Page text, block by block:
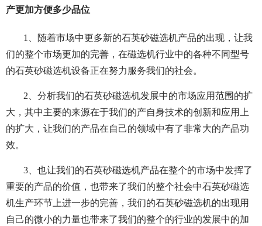
产更加方便多少品位
1、随着市场中更多新的石英砂磁选机产品的出现，让我
们的整个市场更加的完善，在磁选机行业中的各种不同型号
的石英砂磁选机设备正在努力服务我们的社会。
2、分析我们的石英砂磁选机发展中的市场应用范围的扩
大，其中主要的来源在于我们的产自身技术的创新和应用上
的扩大，让我们的产品在自己的领域中有了非常大的产品功
效。
3、也让我们的石英砂磁选机产品在整个的市场中发挥了
重要的产品的价值，也带来了我们的整个社会中石英砂磁选
机生产环节上进一步的完善，我们的石英砂磁选机的出现用
自己的微小的力量也带来了我们的整个的行业的发展中的加